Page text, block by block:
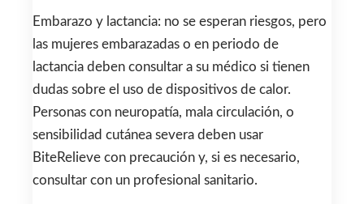
Embarazo y lactancia: no se esperan riesgos, pero
las mujeres embarazadas o en periodo de
lactancia deben consultar a su médico si tienen
dudas sobre el uso de dispositivos de calor.
Personas con neuropatía, mala circulación, o
sensibilidad cutánea severa deben usar
BiteRelieve con precaución y, si es necesario,
consultar con un profesional sanitario.